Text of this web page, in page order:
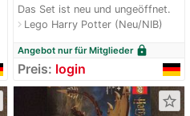
Das Set ist neu und ungeöffnet.
navigate_nextLego Harry Potter (Neu/NIB)
Angebot nur für Mitglieder lock
Preis: login
star_border